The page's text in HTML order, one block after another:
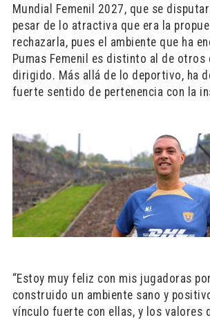
Mundial Femenil 2027, que se
pesar de lo atractiva que era la
rechazarla, pues el ambiente que ha
Pumas Femenil es distinto al de otros
dirigido. Más allá de lo deportivo, ha
fuerte sentido de pertenencia con la
“Estoy muy feliz con mis jugadoras
construido un ambiente sano y
vínculo fuerte con ellas, y los valores